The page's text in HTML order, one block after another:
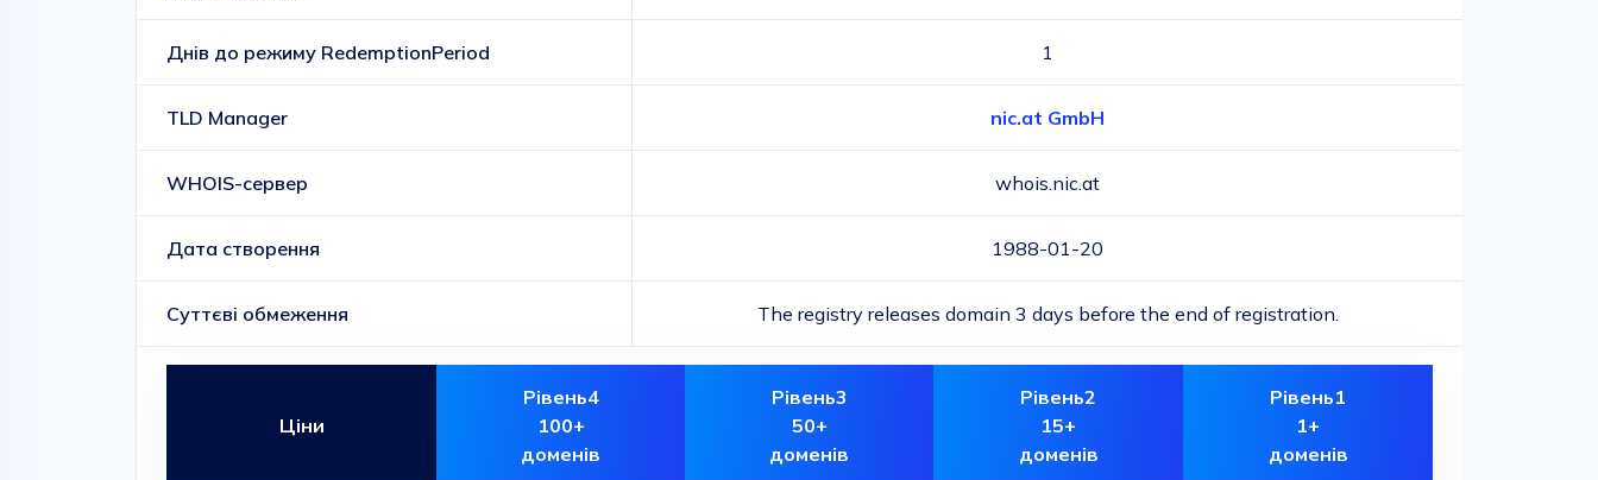
Днів до режиму RedemptionPeriod 1
TLD Manager nic.at GmbH
WHOIS-сервер whois.nic.at
Дата створення 1988-01-20
Суттєві обмеження The registry releases domain 3 days before the end of registration.
Ціни
Рівень4
100+
доменів
Рівень3
50+
доменів
Рівень2
15+
доменів
Рівень1
1+
доменів